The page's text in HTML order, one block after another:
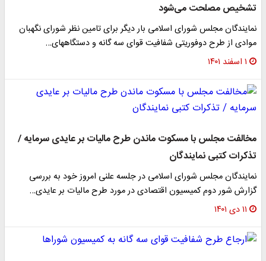
تشخیص مصلحت می‌شود
نمایندگان مجلس شورای اسلامی بار دیگر برای تامین نظر شورای نگهبان
موادی از طرح دوفوریتی شفافیت قوای سه گانه و دستگاههای…
۱ اسفند ۱۴۰۱
مخالفت مجلس با مسکوت ماندن طرح مالیات بر عایدی سرمایه /
تذکرات کتبی نمایندگان
نمایندگان مجلس شورای اسلامی در جلسه علنی امروز خود به بررسی
گزارش شور دوم کمیسیون اقتصادی در مورد طرح مالیات بر عایدی…
۱۱ دی ۱۴۰۱